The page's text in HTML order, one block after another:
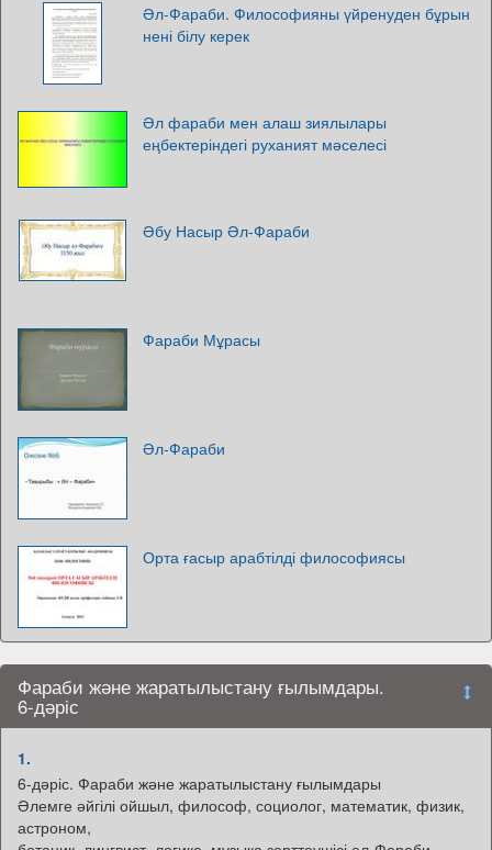
Әл-Фараби. Философияны үйренуден бұрын
нені білу керек
Әл фараби мен алаш зиялылары
еңбектеріндегі руханият мәселесі
Әбу Насыр Әл-Фараби
Фараби Мұрасы
Әл-Фараби
Орта ғасыр арабтілді философиясы
Фараби және жаратылыстану ғылымдары.
6-дәріс
1.
6-дәріс. Фараби және жаратылыстану ғылымдары
Әлемге әйгілі ойшыл, философ, социолог, математик, физик,
астроном,